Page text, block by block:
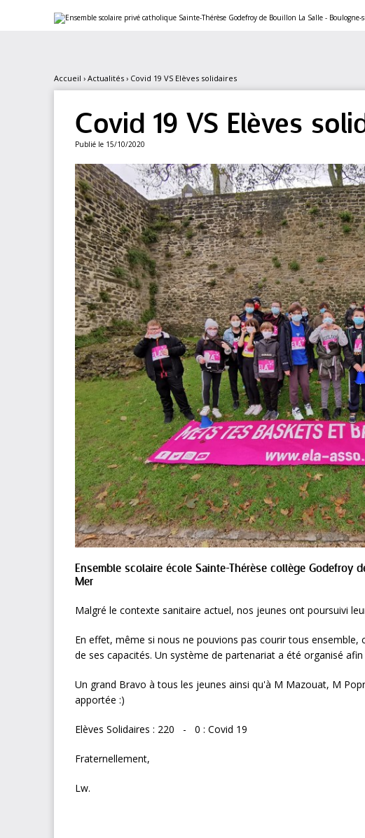
Accueil › Actualités › Covid 19 VS Elèves solidaires
Covid 19 VS Elèves
Publié le 15/10/2020
Ensemble scolaire école Sainte-Thérèse collège Godefroy
Mer
Malgré le contexte sanitaire actuel, nos jeunes ont poursuivi
En effet, même si nous ne pouvions pas courir tous
de ses capacités. Un système de partenariat a été organisé
Un grand Bravo à tous les jeunes ainsi qu'à M Mazouat, M
apportée :)
Elèves Solidaires : 220 - 0 : Covid 19
Fraternellement,
Lw.